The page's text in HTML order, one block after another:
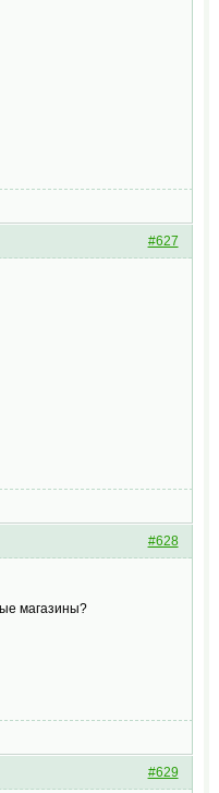
#627
#628
магазины?
#629